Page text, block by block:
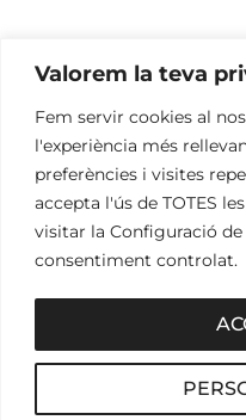
Valorem la teva
Fem servir cookies al
l'experiència més
preferències i visites
accepta l'ús de TOTES
visitar la Configuració
consentiment controlat.
17310
2026© OGL